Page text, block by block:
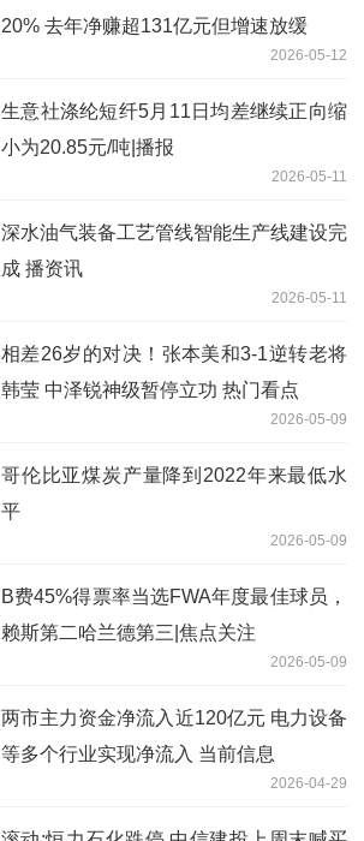
20% 去年净赚超131亿元但增速放缓
2026-05-12
生意社涤纶短纤5月11日均差继续正向缩
小为20.85元/吨|播报
2026-05-11
深水油气装备工艺管线智能生产线建设完
成 播资讯
2026-05-11
相差26岁的对决！张本美和3-1逆转老将
韩莹 中泽锐神级暂停立功 热门看点
2026-05-09
哥伦比亚煤炭产量降到2022年来最低水
平
2026-05-09
B费45%得票率当选FWA年度最佳球员，
赖斯第二哈兰德第三|焦点关注
2026-05-09
两市主力资金净流入近120亿元 电力设备
等多个行业实现净流入 当前信息
2026-04-29